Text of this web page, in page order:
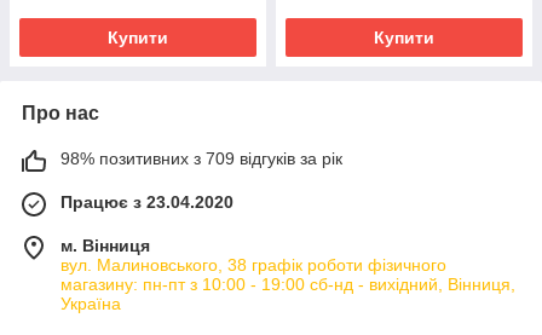
Купити Купити
Про нас
98% позитивних з 709 відгуків за рік
Працює з 23.04.2020
м. Вінниця
вул. Малиновського, 38 графік роботи фізичного
магазину: пн-пт з 10:00 - 19:00 сб-нд - вихідний, Вінниця,
Україна